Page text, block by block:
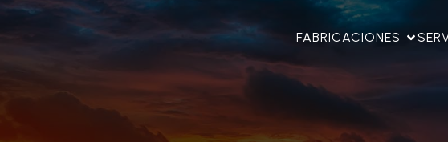
FABRICACIONES